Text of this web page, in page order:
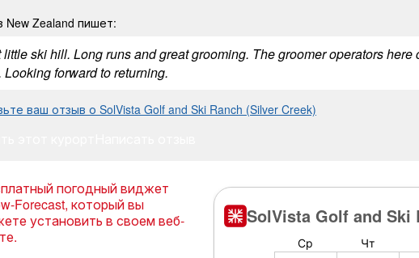
New Zealand пишет:
little ski hill. Long runs and great grooming. The groomer operators
Looking forward to returning.
ваш отзыв о SolVista Golf and Ski Ranch (Silver Creek)
погодный виджет
Forecast, который вы
установить в своем веб-